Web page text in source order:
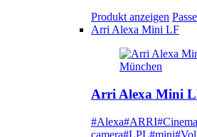
Produkt anzeigen
Arri Alexa Mini LF
Arri Alexa Mini
#Alexa#ARRI#Cinema
camera#LPL#mini